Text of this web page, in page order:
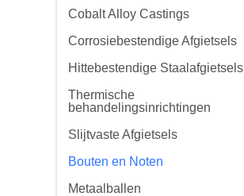
Cobalt Alloy Castings
Corrosiebestendige Afgietsels
Hittebestendige Staalafgietsels
Thermische
behandelingsinrichtingen
Slijtvaste Afgietsels
Bouten en Noten
Metaalballen